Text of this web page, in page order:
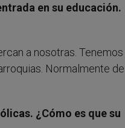
en su educación.
a nosotras. Tenemos
Normalmente de
¿Cómo es que su